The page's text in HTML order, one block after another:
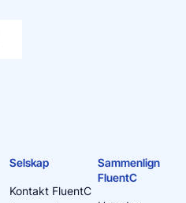
Selskap
Kontakt FluentC
Sammenlign
FluentC